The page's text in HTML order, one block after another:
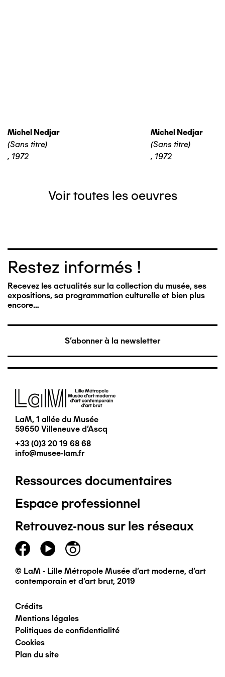
Michel Nedjar
(Sans titre)
, 1972
Michel Nedjar
(Sans titre)
, 1972
Voir toutes les oeuvres
Restez informés !
Recevez les actualités sur la collection du musée, ses
expositions, sa programmation culturelle et bien plus
encore…
S'abonner à la newsletter
Image
LaM, 1 allée du Musée
59650 Villeneuve d'Ascq
+33 (0)3 20 19 68 68
info@musee-lam.fr
Pied
de
page
principal
Ressources documentaires
Espace professionnel
Retrouvez-nous sur les réseaux
© LaM - Lille Métropole Musée d'art moderne, d'art
contemporain et d'art brut, 2019
Pied
de
page
Crédits
Mentions légales
Politiques de confidentialité
Cookies
Plan du site